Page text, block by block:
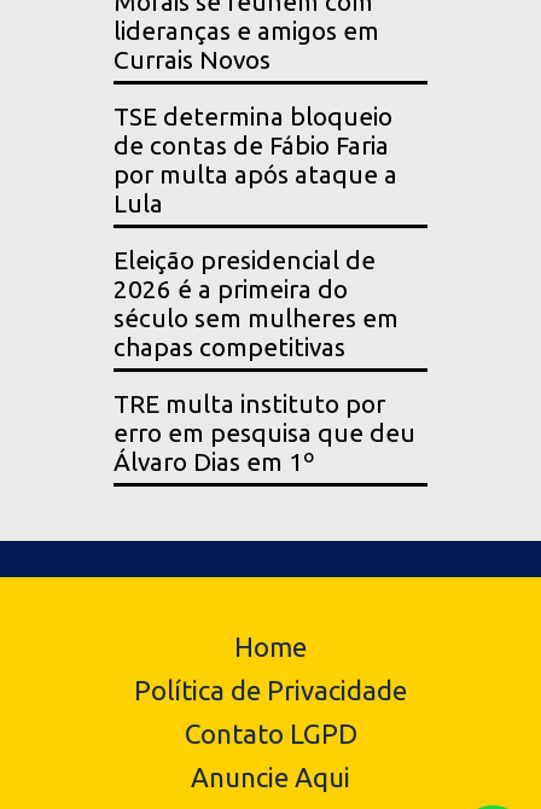
lideranças e amigos em
Currais Novos
TSE determina bloqueio
de contas de Fábio Faria
por multa após ataque a
Lula
Eleição presidencial de
2026 é a primeira do
século sem mulheres em
chapas competitivas
TRE multa instituto por
erro em pesquisa que deu
Álvaro Dias em 1º
Home
Política de Privacidade
Contato LGPD
Anuncie Aqui